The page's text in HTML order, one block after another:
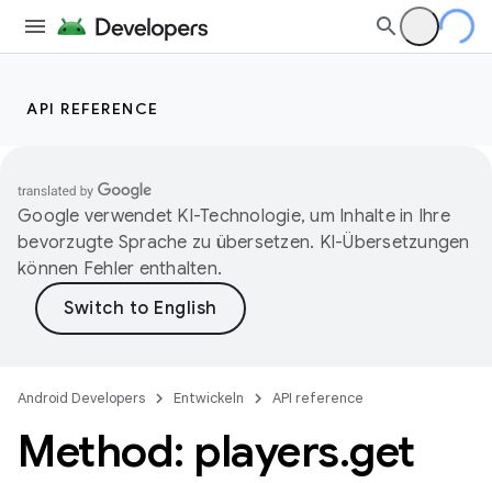
API REFERENCE
Google verwendet KI-Technologie, um Inhalte in Ihre
bevorzugte Sprache zu übersetzen. KI-Übersetzungen
können Fehler enthalten.
Android Developers Entwickeln API reference
Method: players.get